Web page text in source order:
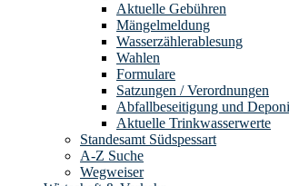
Aktuelle Gebühren
Mängelmeldung
Wasserzählerablesung
Wahlen
Formulare
Satzungen / Verordnungen
Abfallbeseitigung und
Aktuelle Trinkwasserwerte
Standesamt Südspessart
A-Z Suche
Wegweiser